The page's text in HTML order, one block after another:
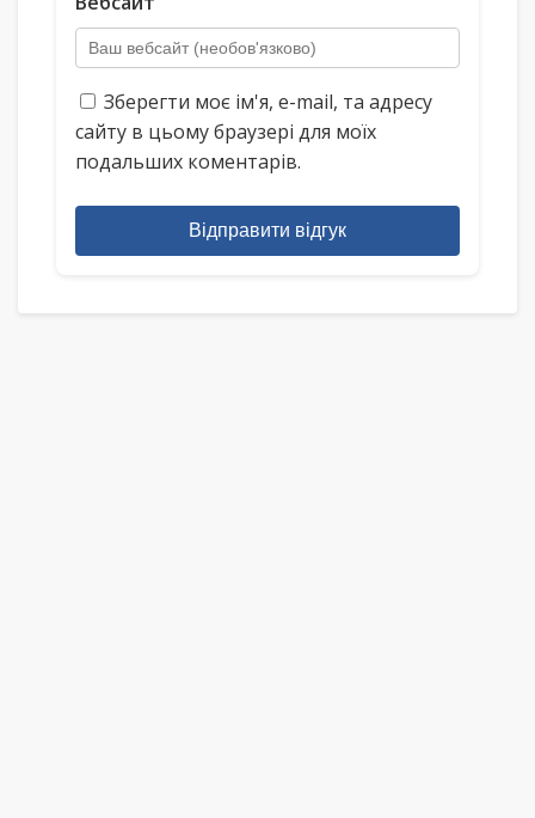
Зберегти моє ім'я, e-mail, та адресу
сайту в цьому браузері для моїх
подальших коментарів.
Відправити відгук